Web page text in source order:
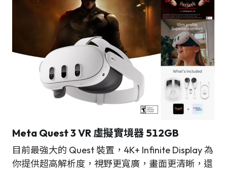
Meta Quest 3 VR 虛擬實境器 512GB
目前最強大的 Quest 裝置，4K+ Infinite Display 為
你提供超高解析度，視野更寬廣，畫面更清晰，還